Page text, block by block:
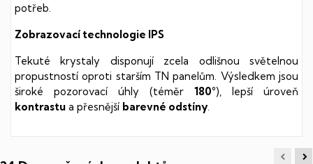
potřeb.
Zobrazovací technologie IPS
Tekuté krystaly disponují zcela odlišnou světelnou
propustností oproti starším TN panelům. Výsledkem jsou
široké pozorovací úhly (téměr 180°), lepší úroveň
kontrastu a přesnější barevné odstíny